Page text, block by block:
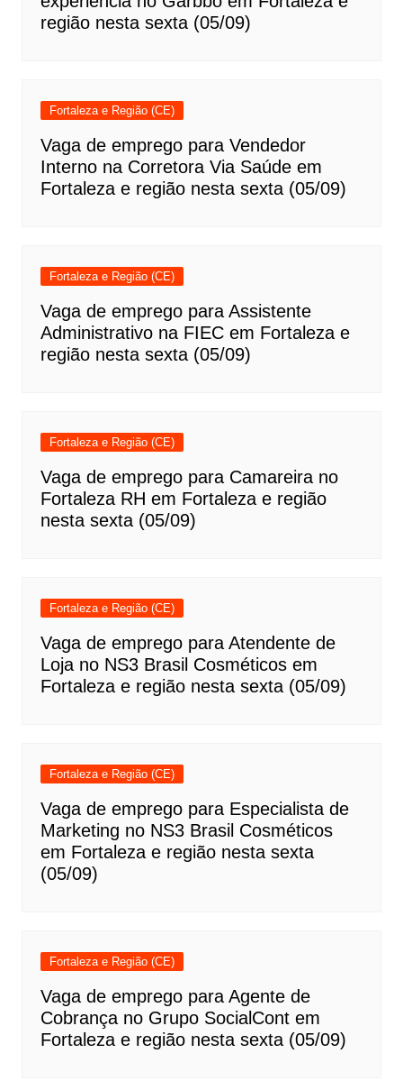
região nesta sexta (05/09)
Fortaleza e Região (CE)
Vaga de emprego para Vendedor
Interno na Corretora Via Saúde em
Fortaleza e região nesta sexta (05/09)
Fortaleza e Região (CE)
Vaga de emprego para Assistente
Administrativo na FIEC em Fortaleza e
região nesta sexta (05/09)
Fortaleza e Região (CE)
Vaga de emprego para Camareira no
Fortaleza RH em Fortaleza e região
nesta sexta (05/09)
Fortaleza e Região (CE)
Vaga de emprego para Atendente de
Loja no NS3 Brasil Cosméticos em
Fortaleza e região nesta sexta (05/09)
Fortaleza e Região (CE)
Vaga de emprego para Especialista de
Marketing no NS3 Brasil Cosméticos
em Fortaleza e região nesta sexta
(05/09)
Fortaleza e Região (CE)
Vaga de emprego para Agente de
Cobrança no Grupo SocialCont em
Fortaleza e região nesta sexta (05/09)